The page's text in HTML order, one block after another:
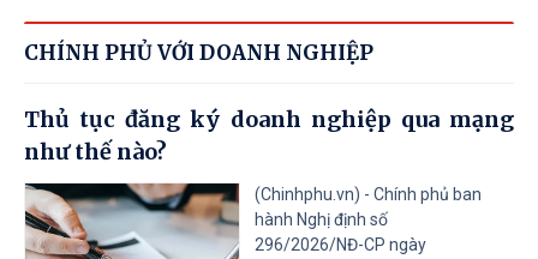
CHÍNH PHỦ VỚI DOANH NGHIỆP
Thủ tục đăng ký doanh nghiệp qua mạng
như thế nào?
(Chinhphu.vn) - Chính phủ ban
hành Nghị định số
296/2026/NĐ-CP ngày